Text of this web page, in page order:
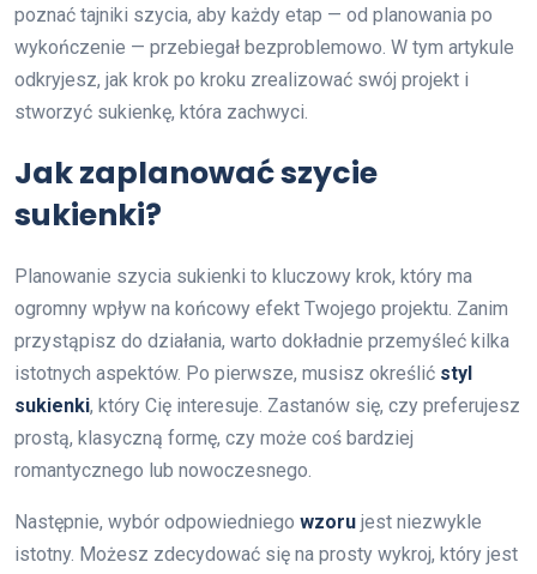
poznać tajniki szycia, aby każdy etap — od planowania po
wykończenie — przebiegał bezproblemowo. W tym artykule
odkryjesz, jak krok po kroku zrealizować swój projekt i
stworzyć sukienkę, która zachwyci.
Jak zaplanować szycie
sukienki?
Planowanie szycia sukienki to kluczowy krok, który ma
ogromny wpływ na końcowy efekt Twojego projektu. Zanim
przystąpisz do działania, warto dokładnie przemyśleć kilka
istotnych aspektów. Po pierwsze, musisz określić styl
sukienki, który Cię interesuje. Zastanów się, czy preferujesz
prostą, klasyczną formę, czy może coś bardziej
romantycznego lub nowoczesnego.
Następnie, wybór odpowiedniego wzoru jest niezwykle
istotny. Możesz zdecydować się na prosty wykroj, który jest